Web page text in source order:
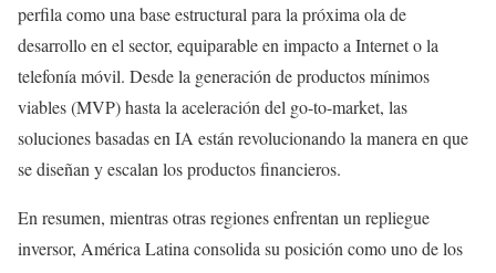
perfila como una base estructural para la próxima ola de
desarrollo en el sector, equiparable en impacto a Internet o la
telefonía móvil. Desde la generación de productos mínimos
viables (MVP) hasta la aceleración del go-to-market, las
soluciones basadas en IA están revolucionando la manera en que
se diseñan y escalan los productos financieros.
En resumen, mientras otras regiones enfrentan un repliegue
inversor, América Latina consolida su posición como uno de los